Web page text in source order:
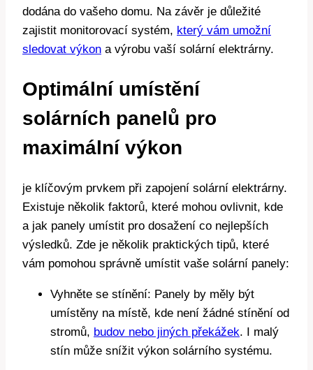
dodána do vašeho domu. Na závěr je důležité
zajistit monitorovací systém, který vám umožní
sledovat výkon a výrobu vaší solární elektrárny.
Optimální umístění
solárních panelů pro
maximální výkon
je klíčovým prvkem při zapojení solární elektrárny.
Existuje několik faktorů, které mohou ovlivnit, kde
a jak panely umístit pro dosažení co nejlepších
výsledků. Zde je několik praktických tipů, které
vám pomohou správně umístit vaše solární panely:
Vyhněte se stínění: Panely by měly být
umístěny na místě, kde není žádné stínění od
stromů, budov nebo jiných překážek. I malý
stín může snížit výkon solárního systému.